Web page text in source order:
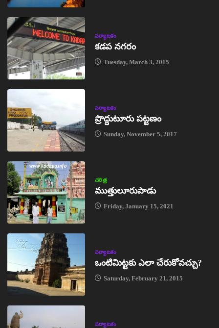
పర్యాటకం
కడప నగరం
Tuesday, March 3, 2015
పర్యాటకం
ప్రొద్దుటూరు పట్టణం
Sunday, November 5, 2017
చరిత్ర
ముత్తులూరుపాడు
Friday, January 15, 2021
పర్యాటకం
ఒంటిమిట్టకు ఎలా చేరుకోవచ్చు?
Saturday, February 21, 2015
పర్యాటకం